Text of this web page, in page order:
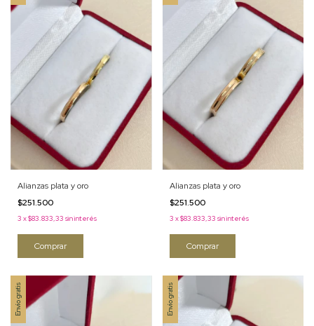
Alianzas plata y oro
$251.500
3 x$83.833,33 sin interés
Comprar
Alianzas plata y oro
$251.500
3 x$83.833,33 sin interés
Comprar
Envío gratis Envío gratis